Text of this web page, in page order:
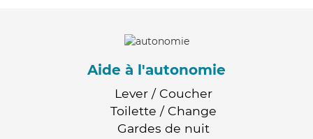
Aide à l'autonomie
Lever / Coucher
Toilette / Change
Gardes de nuit